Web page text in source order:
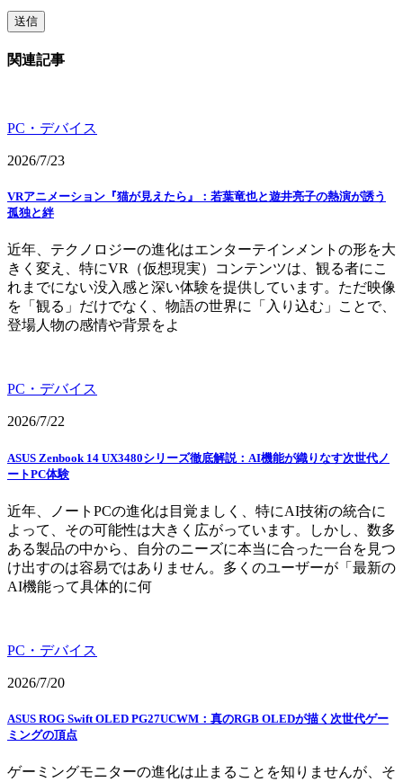
関連記事
PC・デバイス
2026/7/23
VRアニメーション『猫が見えたら』：若葉竜也と遊井亮子の熱演が誘う
孤独と絆
近年、テクノロジーの進化はエンターテインメントの形を大
きく変え、特にVR（仮想現実）コンテンツは、観る者にこ
れまでにない没入感と深い体験を提供しています。ただ映像
を「観る」だけでなく、物語の世界に「入り込む」ことで、
登場人物の感情や背景をよ
PC・デバイス
2026/7/22
ASUS Zenbook 14 UX3480シリーズ徹底解説：AI機能が織りなす次世代ノ
ートPC体験
近年、ノートPCの進化は目覚ましく、特にAI技術の統合に
よって、その可能性は大きく広がっています。しかし、数多
ある製品の中から、自分のニーズに本当に合った一台を見つ
け出すのは容易ではありません。多くのユーザーが「最新の
AI機能って具体的に何
PC・デバイス
2026/7/20
ASUS ROG Swift OLED PG27UCWM：真のRGB OLEDが描く次世代ゲー
ミングの頂点
ゲーミングモニターの進化は止まることを知りませんが、そ